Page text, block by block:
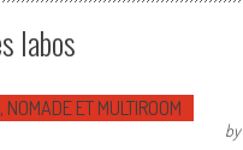
labos
ET MULTIROOM
by